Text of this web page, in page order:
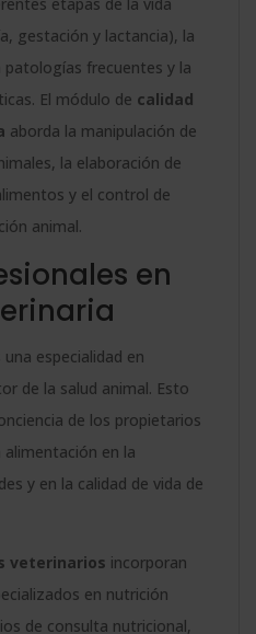
gestación y lactancia), la
patologías frecuentes y la
El módulo de calidad
aborda la manipulación de
la elaboración de
y el control de
animal.
en
especialidad en
de la salud animal. Esto
de los propietarios
en la
y en la calidad de vida de
veterinarios incorporan
en nutrición
de consulta nutricional,